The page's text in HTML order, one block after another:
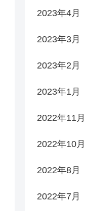
2023年4月
2023年3月
2023年2月
2023年1月
2022年11月
2022年10月
2022年8月
2022年7月